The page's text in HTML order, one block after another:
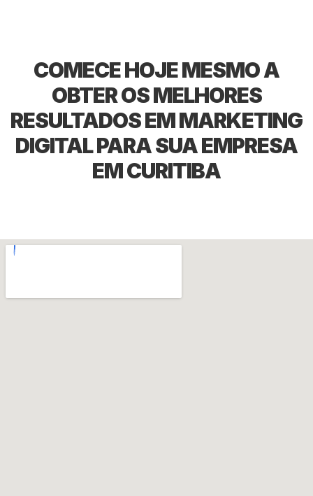
COMECE HOJE MESMO A
OBTER OS MELHORES
RESULTADOS EM MARKETING
DIGITAL PARA SUA EMPRESA
EM CURITIBA